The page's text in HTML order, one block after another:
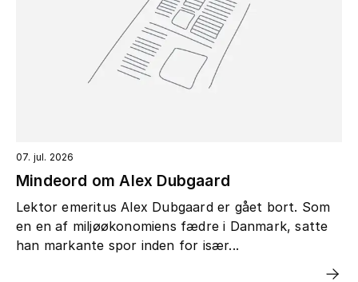
07. jul. 2026
Mindeord om Alex Dubgaard
Lektor emeritus Alex Dubgaard er gået bort. Som
en en af miljøøkonomiens fædre i Danmark, satte
han markante spor inden for især...